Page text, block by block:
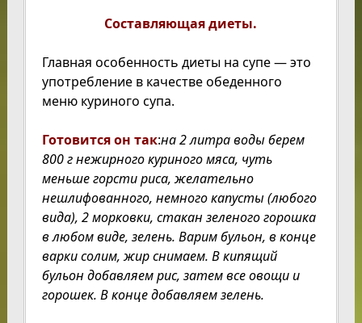
Составляющая диеты.
Главная особенность диеты на супе — это
употребление в качестве обеденного
меню куриного супа.
Готовится он так:на 2 литра воды берем
800 г нежирного куриного мяса, чуть
меньше горсти риса, желательно
нешлифованного, немного капусты (любого
вида), 2 морковки, стакан зеленого горошка
в любом виде, зелень. Варим бульон, в конце
варки солим, жир снимаем. В кипящий
бульон добавляем рис, затем все овощи и
горошек. В конце добавляем зелень.